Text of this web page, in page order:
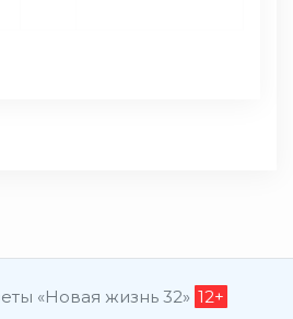
«Новая жизнь 32» 12+